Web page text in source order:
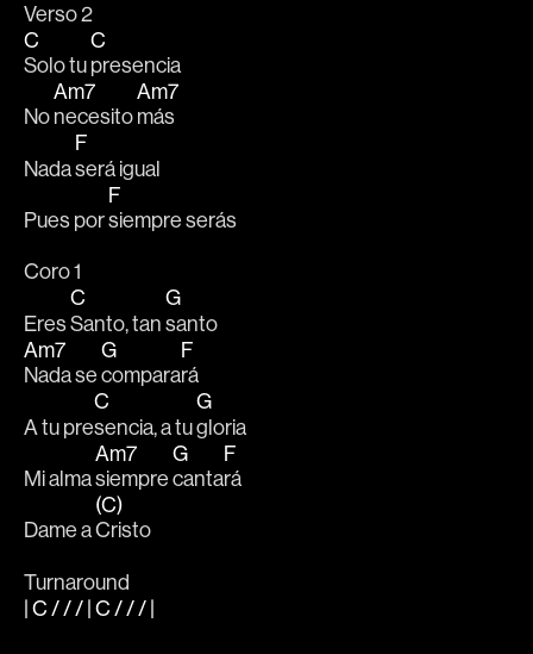
Verso 2
C
Solo tu
C
presencia
No
Am7
necesito
Am7
más
Nada
F
será igual
Pues por
F
siempre serás
Coro 1
Eres
C
Santo, tan
G
santo
Am7
Nada se
G
compara
F
rá
A tu pre
C
sencia, a tu
G
gloria
Mi alma
Am7
siempre
G
canta
F
rá
Dame a
(C)
Cristo
Turnaround
| C / / / | C / / / |